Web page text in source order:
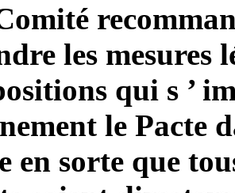
les mesures
qui s ’
le Pacte
en sorte que